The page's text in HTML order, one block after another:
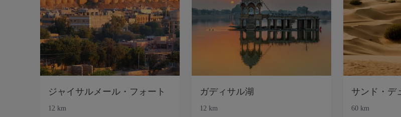
ジャイサルメール・フォート
12 km
ガディサル湖
12 km
サンド・デ
60 km